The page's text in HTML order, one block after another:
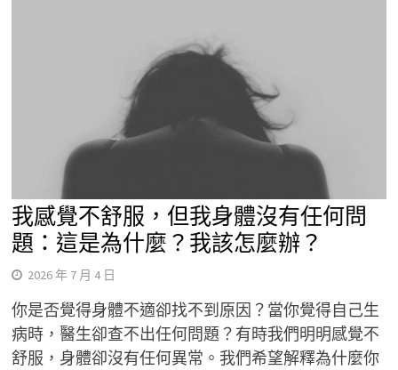
我感覺不舒服，但我身體沒有任何問
題：這是為什麼？我該怎麼辦？
2026 年 7 月 4 日
你是否覺得身體不適卻找不到原因？當你覺得自己生
病時，醫生卻查不出任何問題？有時我們明明感覺不
舒服，身體卻沒有任何異常。我們希望解釋為什麼你